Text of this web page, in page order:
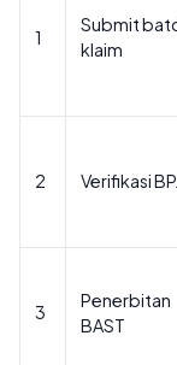
1
Submit
klaim
2 Verifikasi
3
Penerbitan
BAST